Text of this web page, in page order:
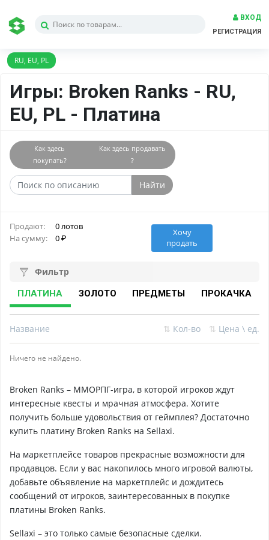
ВХОД
РЕГИСТРАЦИЯ
RU, EU, PL
Игры: Broken Ranks - RU,
EU, PL - Платина
Как здесь
покупать?
Как здесь продавать
?
Найти
Продают:
0 лотов
На сумму:
0
Хочу
продать
Фильтр
ПЛАТИНА ЗОЛОТО ПРЕДМЕТЫ ПРОКАЧКА
Название ⇅ Кол-во ⇅ Цена \ ед.
Ничего не найдено.
Broken Ranks – ММОРПГ-игра, в которой игроков ждут
интересные квесты и мрачная атмосфера. Хотите
получить больше удовольствия от геймплея? Достаточно
купить платину Broken Ranks на Sellaxi.
На маркетплейсе товаров прекрасные возможности для
продавцов. Если у вас накопилось много игровой валюты,
добавьте объявление на маркетплейс и дождитесь
сообщений от игроков, заинтересованных в покупке
платины Broken Ranks.
Sellaxi – это только самые безопасные сделки.